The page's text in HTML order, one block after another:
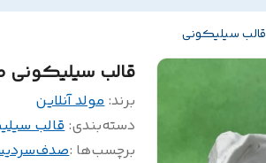
قالب سیلیکونی
قالب
برند:مولد آنلاین
دسته‌بندی:قالب
برچسب‌ها :صدف